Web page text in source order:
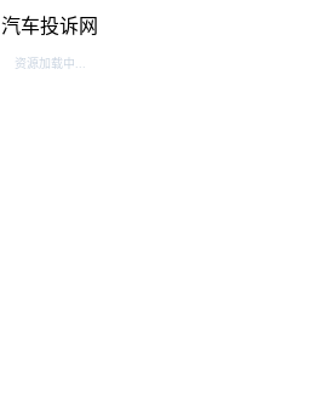
汽车投诉网
资源加载中...